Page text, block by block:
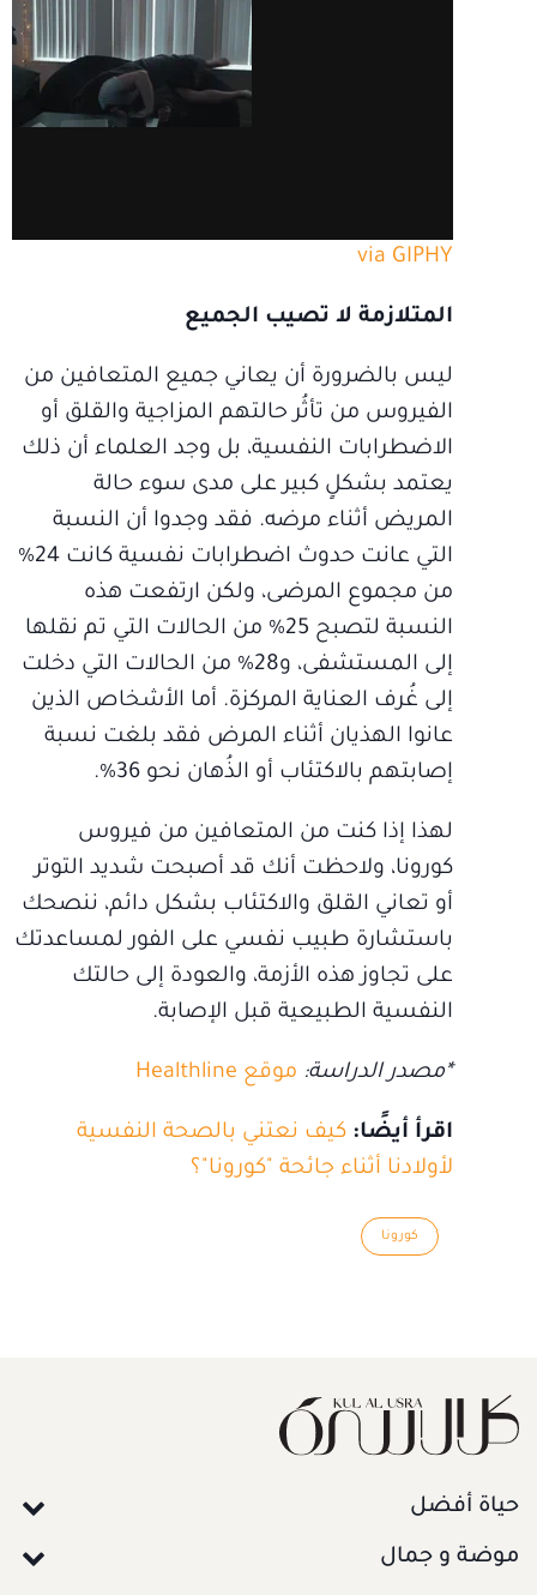
via GIPHY
المتلازمة لا تصيب الجميع
ليس بالضرورة أن يعاني جميع المتعافين من
الفيروس من تأثُر حالتهم المزاجية والقلق أو
الاضطرابات النفسية، بل وجد العلماء أن ذلك
يعتمد بشكلٍ كبير على مدى سوء حالة
المريض أثناء مرضه. فقد وجدوا أن النسبة
التي عانت حدوث اضطرابات نفسية كانت 24%
من مجموع المرضى، ولكن ارتفعت هذه
النسبة لتصبح 25% من الحالات التي تم نقلها
إلى المستشفى، و28% من الحالات التي دخلت
إلى غُرف العناية المركزة. أما الأشخاص الذين
عانوا الهذيان أثناء المرض فقد بلغت نسبة
إصابتهم بالاكتئاب أو الذُهان نحو 36%.
لهذا إذا كنت من المتعافين من فيروس
كورونا، ولاحظت أنك قد أصبحت شديد التوتر
أو تعاني القلق والاكتئاب بشكل دائم، ننصحك
باستشارة طبيب نفسي على الفور لمساعدتك
على تجاوز هذه الأزمة، والعودة إلى حالتك
النفسية الطبيعية قبل الإصابة.
*مصدر الدراسة: موقع Healthline
اقرأ أيضًا: كيف نعتني بالصحة النفسية
لأولادنا أثناء جائحة "كورونا"؟
كورونا
حياة أفضل
موضة و جمال